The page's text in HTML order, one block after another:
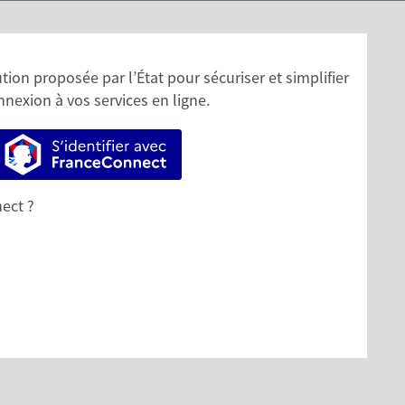
proposée par l’État pour sécuriser et simplifier
à vos services en ligne.
S’identifier avec FranceConnect
?